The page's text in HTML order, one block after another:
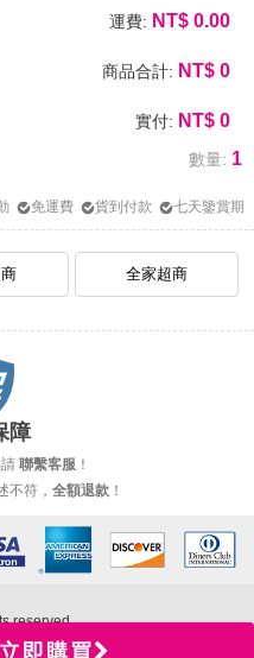
立即購買
運費: NT$ 0.00
商品合計: NT$ 0
實付: NT$ 0
數量: 1
免運費 貨到付款 七天鑒賞期
全家超商
障
聯繫客服！
不符， 全額退款 ！
reserved.